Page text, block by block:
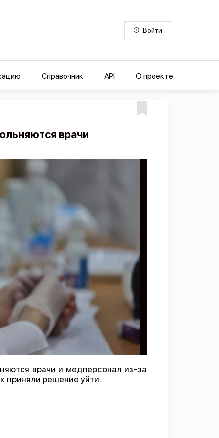
Войти
Справочник API О проекте
врачи
врачи и медперсонал из-за
приняли решение уйти.